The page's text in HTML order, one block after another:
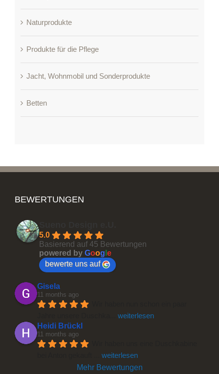
Naturprodukte
Produkte für die Pflege
Jacht, Wohnmobil und Sonderprodukte
Betten
BEWERTUNGEN
5.0
Basierend auf 45 Bewertungen
powered by Goog e
bewerte uns auf
Gisela
11 months ago
weiterlesen
Heidi Brückl
11 months ago
weiterlesen
Mehr Bewertungen